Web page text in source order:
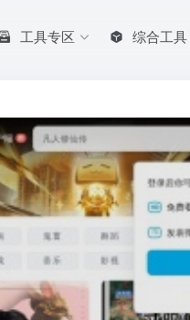
工具专区 综合工具